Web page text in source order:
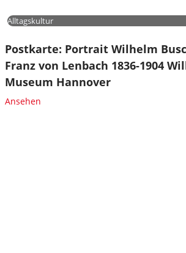
Alltagskultur
Postkarte: Portrait Wilhelm
Franz von Lenbach 1836-1904
Museum Hannover
Ansehen